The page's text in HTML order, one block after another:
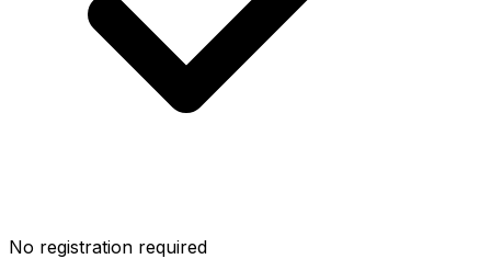
No registration required